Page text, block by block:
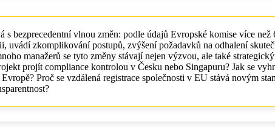
s bezprecedentní vlnou změn: podle údajů Evropské komise více než
uvádí zkomplikování postupů, zvýšení požadavků na odhalení
manažerů se tyto změny stávají nejen výzvou, ale také
projít compliance kontrolou v Česku nebo Singapuru? Jak se
Proč se vzdálená registrace společnosti v EU stává novým